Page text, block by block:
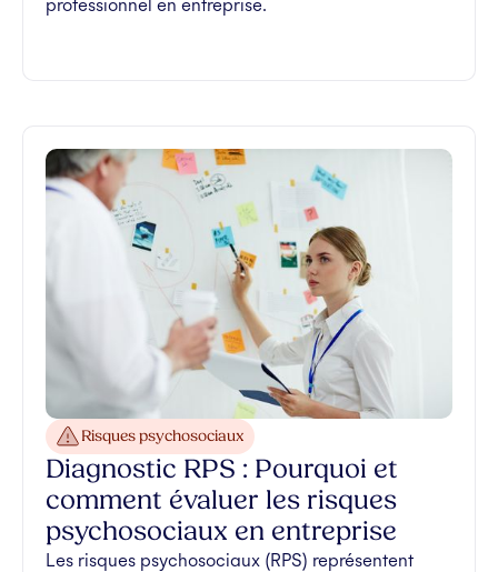
professionnel en entreprise.
Risques psychosociaux
Diagnostic RPS : Pourquoi et
comment évaluer les risques
psychosociaux en entreprise
Les risques psychosociaux (RPS) représentent